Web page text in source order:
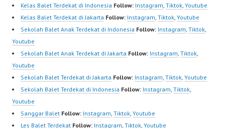
Kelas Balet Terdekat di Indonesia Follow: Instagram, Tiktok, Youtube
Kelas Balet Terdekat di Jakarta Follow: Instagram, Tiktok, Youtube
Sekolah Balet Anak Terdekat di Indonesia Follow: Instagram, Tiktok,
Youtube
Sekolah Balet Anak Terdekat di Jakarta Follow: Instagram, Tiktok,
Youtube
Sekolah Balet Terdekat di Jakarta Follow: Instagram, Tiktok, Youtube
Sekolah Balet Terdekat di Indonesia Follow: Instagram, Tiktok,
Youtube
Sanggar Balet Follow: Instagram, Tiktok, Youtube
Les Balet Terdekat Follow: Instagram, Tiktok, Youtube